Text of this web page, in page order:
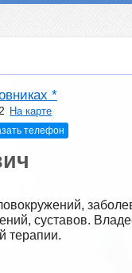
*
На карте
телефон
суставов.
терапии.